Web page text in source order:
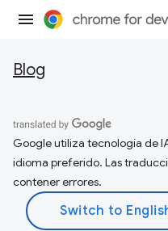
Blog
Google utiliza tecnología de
idioma preferido. Las
contener errores.